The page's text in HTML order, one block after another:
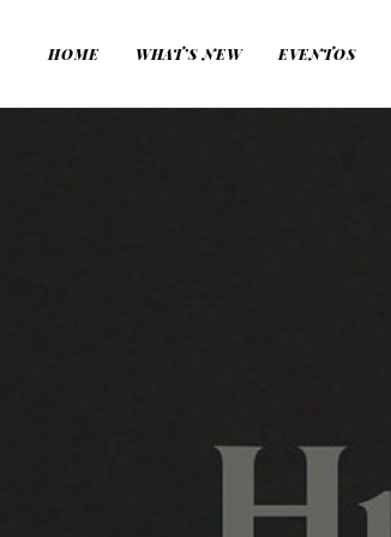
HOME WHAT’S NEW EVENTOS